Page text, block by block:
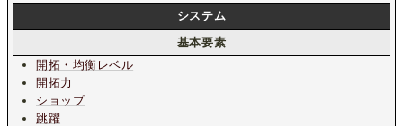
システム
基本要素
開拓・均衡レベル
開拓力
ショップ
跳躍